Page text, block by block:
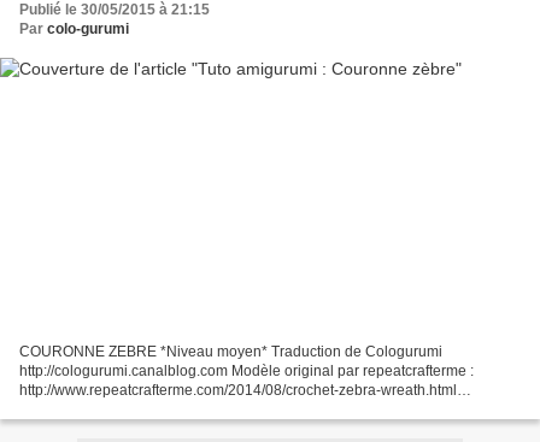
Publié le 30/05/2015 à 21:15
Par colo-gurumi
COURONNE ZEBRE *Niveau moyen* Traduction de Cologurumi
http://cologurumi.canalblog.com Modèle original par repeatcrafterme :
http://www.repeatcrafterme.com/2014/08/crochet-zebra-wreath.html